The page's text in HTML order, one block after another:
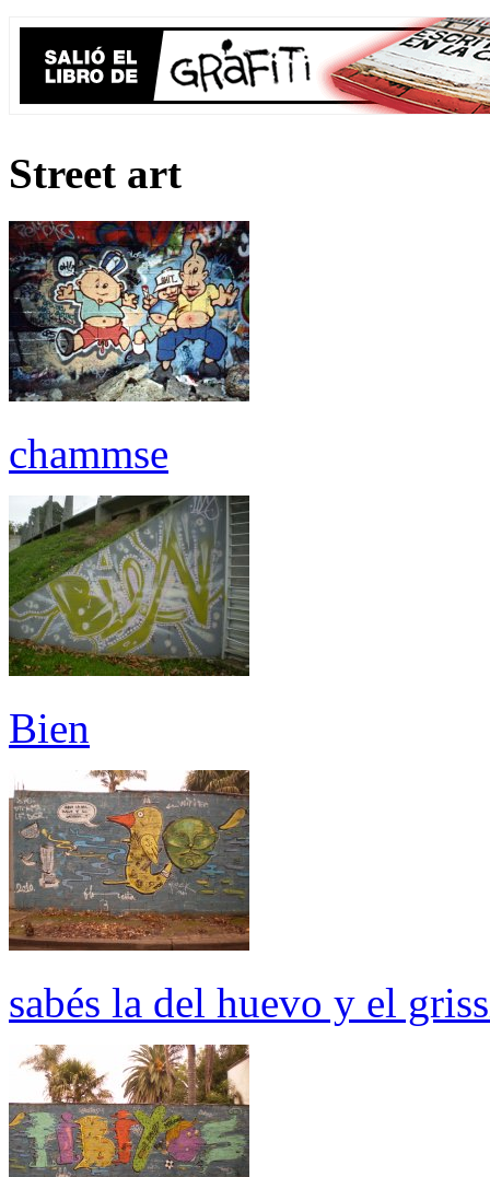
Street art
chammse
Bien
sabés la del huevo y el